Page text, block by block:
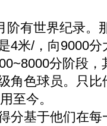
阶有世界纪录。
4米/，向9000
分阶段
角色球员。只
至今。
分基于他们在